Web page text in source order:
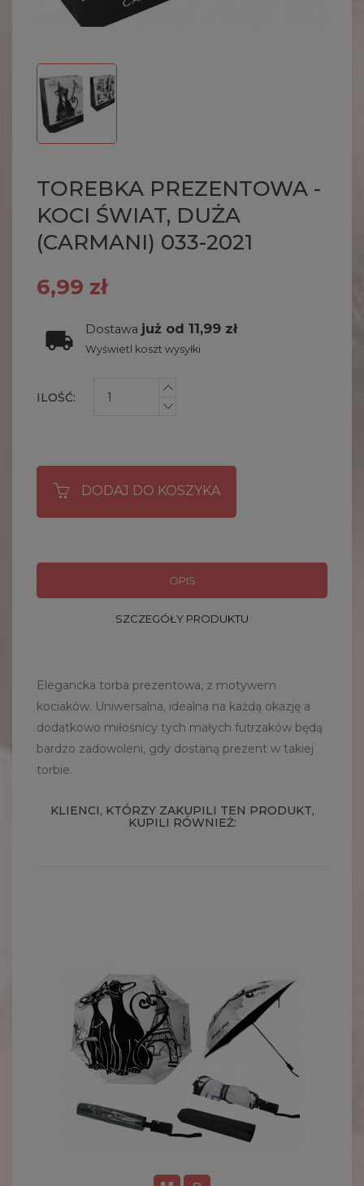
TOREBKA PREZENTOWA -
KOCI ŚWIAT, DUŻA
(CARMANI) 033-2021
6,99 zł
Dostawa już od 11,99 zł
Wyświetl koszt wysyłki
ILOŚĆ:
DODAJ DO KOSZYKA
OPIS
SZCZEGÓŁY PRODUKTU
Elegancka torba prezentowa, z motywem
kociaków. Uniwersalna, idealna na każdą okazję a
dodatkowo miłośnicy tych małych futrzaków będą
bardzo zadowoleni, gdy dostaną prezent w takiej
torbie.
KLIENCI, KTÓRZY ZAKUPILI TEN PRODUKT,
KUPILI RÓWNIEŻ: